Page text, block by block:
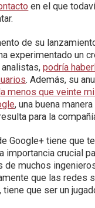
en el que
de su
experimentado un
analistas,podría
. Además, su
menos que veinte
, una buena
para la
Google+ tiene que
importancia crucial
muchos
que las redes
que ser un